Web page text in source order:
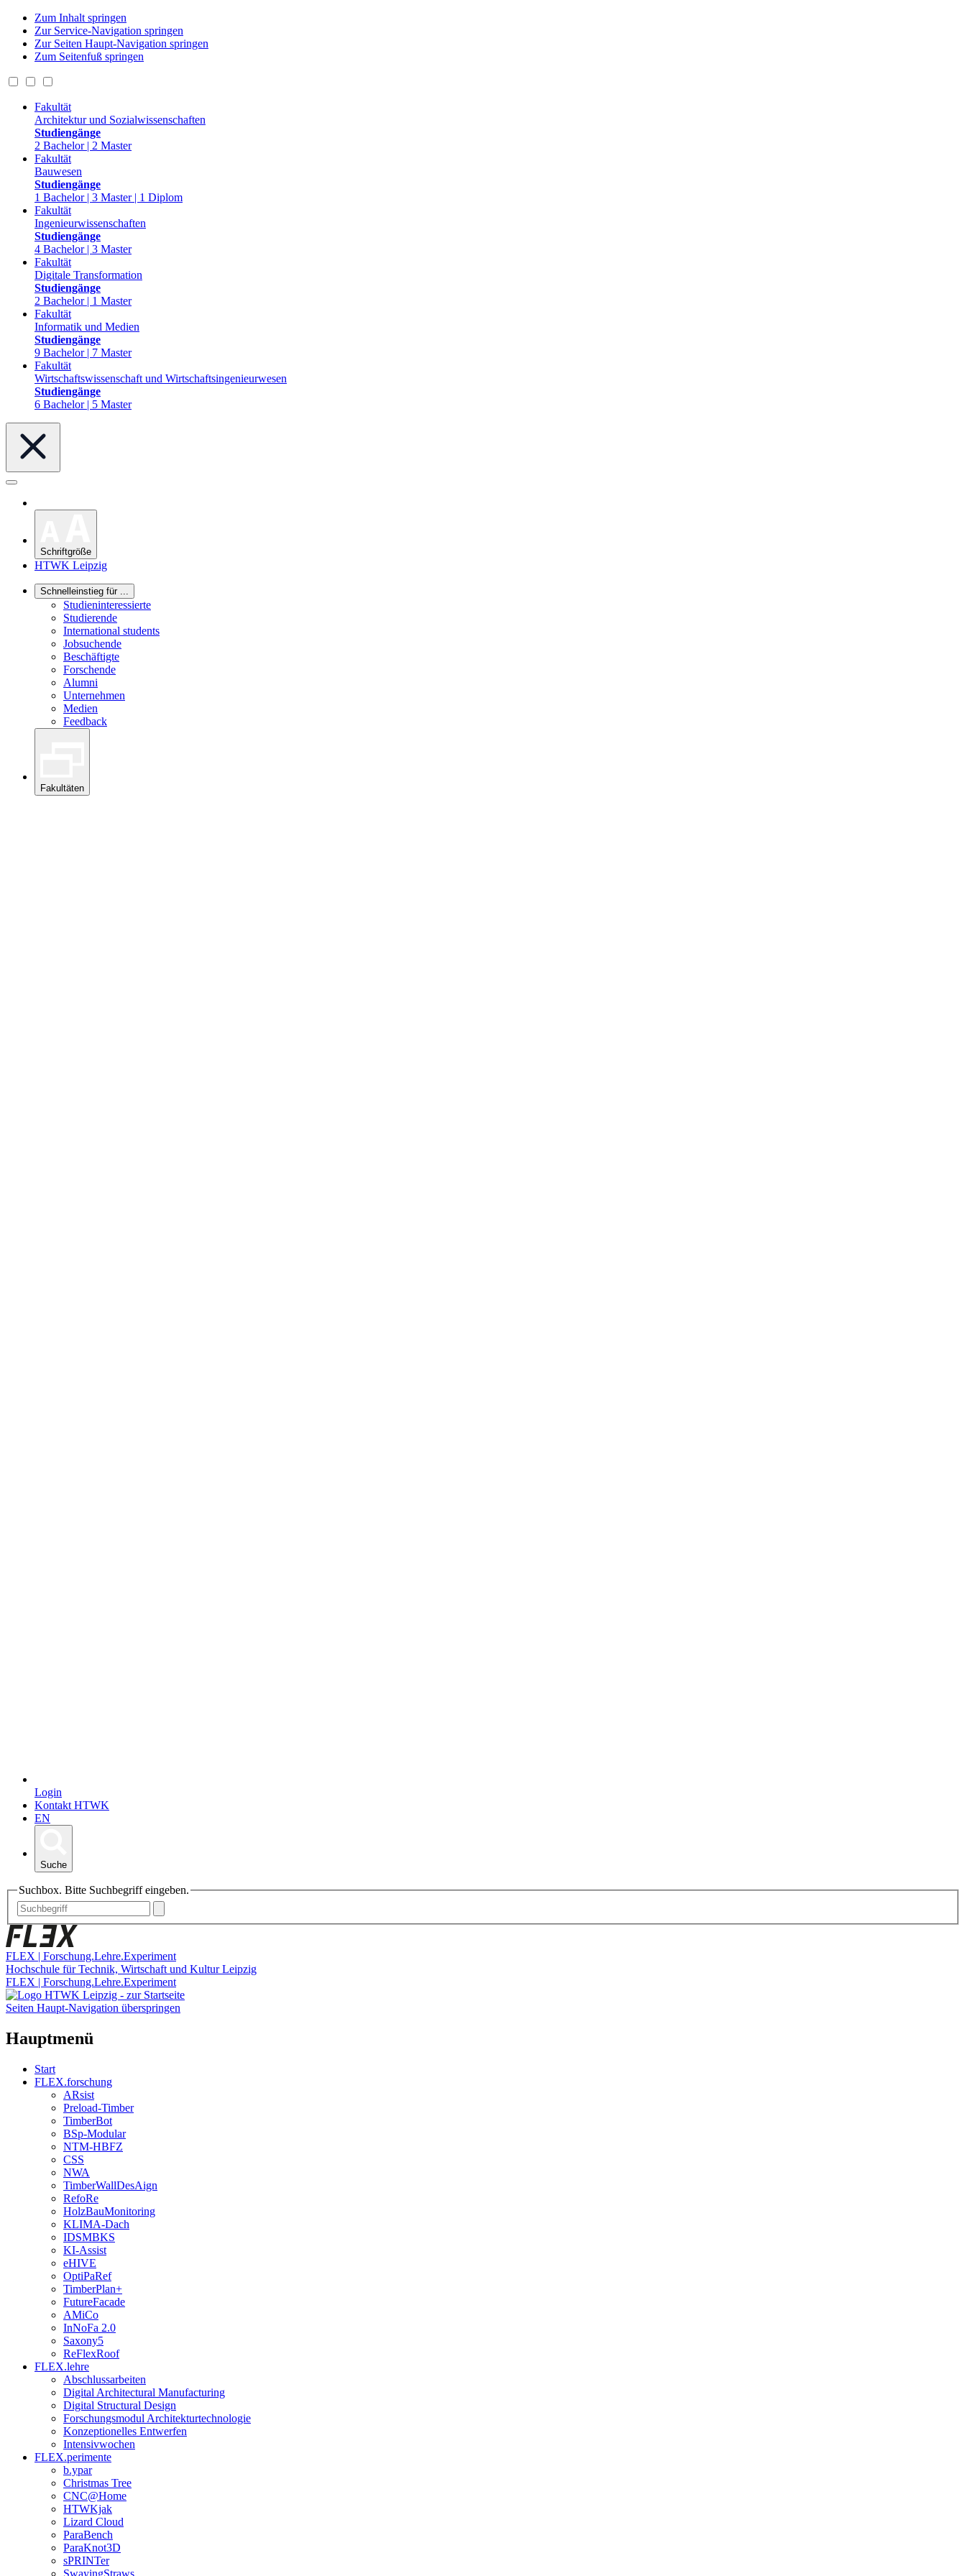
Zum Inhalt springen
Zur Service-Navigation springen
Zur Seiten Haupt-Navigation springen
Zum Seitenfuß springen
Fakultät
Architektur und Sozialwissenschaften
Studiengänge
2 Bachelor | 2 Master
Fakultät
Bauwesen
Studiengänge
1 Bachelor | 3 Master | 1 Diplom
Fakultät
Ingenieurwissenschaften
Studiengänge
4 Bachelor | 3 Master
Fakultät
Digitale Transformation
Studiengänge
2 Bachelor | 1 Master
Fakultät
Informatik und Medien
Studiengänge
9 Bachelor | 7 Master
Fakultät
Wirtschaftswissenschaft und Wirtschaftsingenieurwesen
Studiengänge
6 Bachelor | 5 Master
Schriftgröße
HTWK Leipzig
Schnelleinstieg für ...
Studieninteressierte
Studierende
International students
Jobsuchende
Beschäftigte
Forschende
Alumni
Unternehmen
Medien
Feedback
Fakultäten
Login
Kontakt HTWK
EN
Suche
Suchbox. Bitte Suchbegriff eingeben.
FLEX | Forschung.Lehre.Experiment
Hochschule für Technik, Wirtschaft und Kultur Leipzig
FLEX | Forschung.Lehre.Experiment
Seiten Haupt-Navigation überspringen
Hauptmenü
Start
FLEX.forschung
ARsist
Preload-Timber
TimberBot
BSp-Modular
NTM-HBFZ
CSS
NWA
TimberWallDesAign
RefoRe
HolzBauMonitoring
KLIMA-Dach
IDSMBKS
KI-Assist
eHIVE
OptiPaRef
TimberPlan+
FutureFacade
AMiCo
InNoFa 2.0
Saxony5
ReFlexRoof
FLEX.lehre
Abschlussarbeiten
Digital Architectural Manufacturing
Digital Structural Design
Forschungsmodul Architekturtechnologie
Konzeptionelles Entwerfen
Intensivwochen
FLEX.perimente
b.ypar
Christmas Tree
CNC@Home
HTWKjak
Lizard Cloud
ParaBench
ParaKnot3D
sPRINTer
SwayingStraws